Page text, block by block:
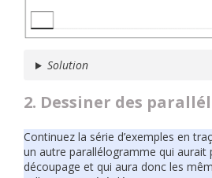
Solution
2. Dessiner des
Continuez la série d’exemples en
un autre parallélogramme qui aurait
découpage et qui aura donc les